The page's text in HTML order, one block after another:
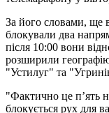
За його словами, ще
блокували два
після 10:00 вони
розширили
"Устилуг" та
"Фактично це п’ять
блокується рух для